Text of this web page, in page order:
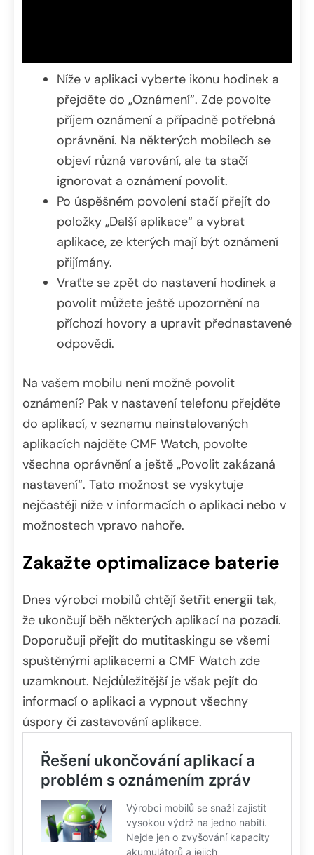
Níže v aplikaci vyberte ikonu hodinek a
přejděte do „Oznámení“. Zde povolte
příjem oznámení a případně potřebná
oprávnění. Na některých mobilech se
objeví různá varování, ale ta stačí
ignorovat a oznámení povolit.
Po úspěšném povolení stačí přejít do
položky „Další aplikace“ a vybrat
aplikace, ze kterých mají být oznámení
přijímány.
Vraťte se zpět do nastavení hodinek a
povolit můžete ještě upozornění na
příchozí hovory a upravit přednastavené
odpovědi.
Na vašem mobilu není možné povolit
oznámení? Pak v nastavení telefonu přejděte
do aplikací, v seznamu nainstalovaných
aplikacích najděte CMF Watch, povolte
všechna oprávnění a ještě „Povolit zakázaná
nastavení“. Tato možnost se vyskytuje
nejčastěji níže v informacích o aplikaci nebo v
možnostech vpravo nahoře.
Zakažte optimalizace baterie
Dnes výrobci mobilů chtějí šetřit energii tak,
že ukončují běh některých aplikací na pozadí.
Doporučuji přejít do mutitaskingu se všemi
spuštěnými aplikacemi a CMF Watch zde
uzamknout. Nejdůležitější je však pejít do
informací o aplikaci a vypnout všechny
úspory či zastavování aplikace.